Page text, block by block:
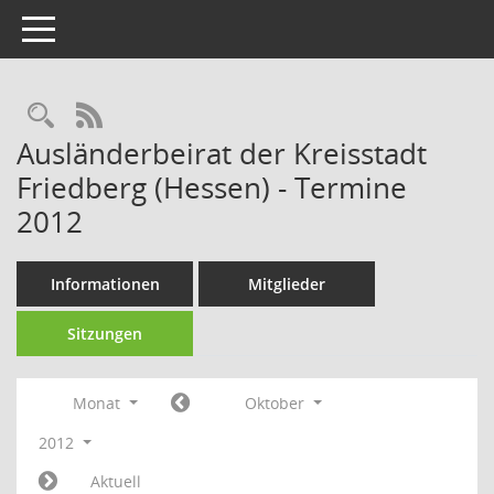
Toggle navigation
Rechercheauswahl
RSS-Feed
Ausländerbeirat der Kreisstadt
Friedberg (Hessen) - Termine
2012
Informationen Mitglieder
Sitzungen
Monat
Oktober
2012
Aktuell